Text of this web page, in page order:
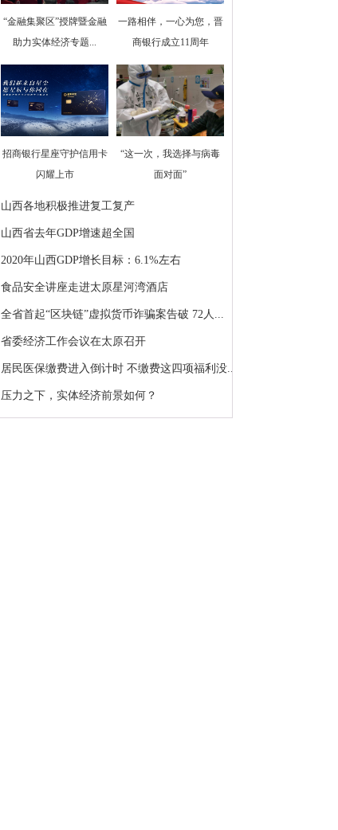
“金融集聚区”授牌暨金融
助力实体经济专题...
一路相伴，一心为您，晋
商银行成立11周年
招商银行星座守护信用卡
闪耀上市
“这一次，我选择与病毒
面对面”
山西各地积极推进复工复产
山西省去年GDP增速超全国
2020年山西GDP增长目标：6.1%左右
食品安全讲座走进太原星河湾酒店
全省首起“区块链”虚拟货币诈骗案告破 72人...
省委经济工作会议在太原召开
居民医保缴费进入倒计时 不缴费这四项福利没...
压力之下，实体经济前景如何？